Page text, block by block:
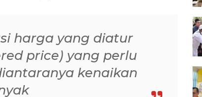
harga yang diatur
price) yang perlu
kenaikan